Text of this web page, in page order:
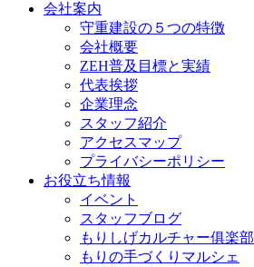
会社案内
守重建設の５つの特徴
会社概要
ZEH普及目標と実績
代表挨拶
企業理念
スタッフ紹介
アクセスマップ
プライバシーポリシー
お役立ち情報
イベント
スタッフブログ
もりしげカルチャー俱楽部
もりの手づくりマルシェ